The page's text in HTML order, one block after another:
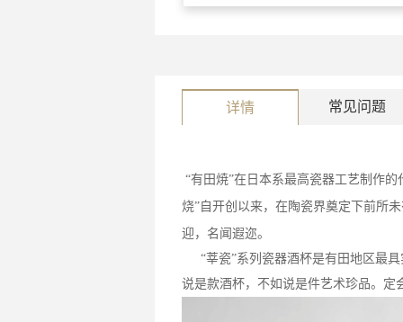
详情 常见问题
“有田焼”在日本系最高瓷器工艺制作的
烧”自开创以来，在陶瓷界奠定下前所
迎，名闻遐迩。
“莘瓷”系列瓷器酒杯是有田地区最
说是款酒杯，不如说是件艺术珍品。定